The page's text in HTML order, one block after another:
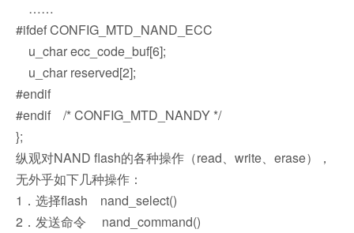
……
#ifdef CONFIG_MTD_NAND_ECC
u_char ecc_code_buf[6];
u_char reserved[2];
#endif
#endif /* CONFIG_MTD_NANDY */
};
纵观对NAND flash的各种操作（read、write、erase），
无外乎如下几种操作：
1．选择flash nand_select()
2．发送命令 nand_command()